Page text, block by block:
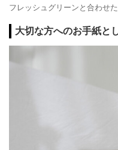
フレッシュグリーンと合わせ
大切な方へのお手紙と